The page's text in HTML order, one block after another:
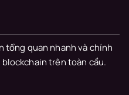
tổng quan nhanh và chính
trên toàn cầu.